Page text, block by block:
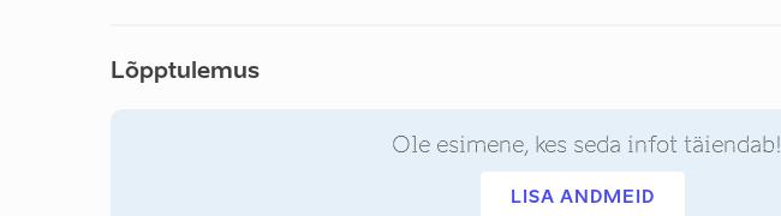
Lõpptulemus
Ole esimene, kes seda infot täiendab!
LISA ANDMEID